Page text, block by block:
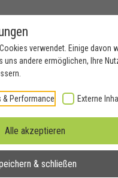
verwendet. Einige davon
uns andere ermöglichen, Ihre
& Performance Externe
Alle akzeptieren
& schließen